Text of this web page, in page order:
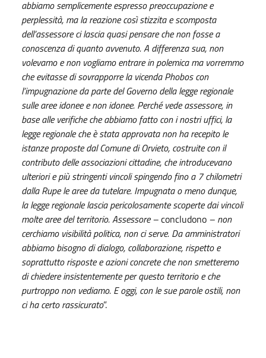
abbiamo semplicemente espresso preoccupazione e
perplessità, ma la reazione così stizzita e scomposta
dell’assessore ci lascia quasi pensare che non fosse a
conoscenza di quanto avvenuto. A differenza sua, non
volevamo e non vogliamo entrare in polemica ma vorremmo
che evitasse di sovrapporre la vicenda Phobos con
l’impugnazione da parte del Governo della legge regionale
sulle aree idonee e non idonee. Perché vede assessore, in
base alle verifiche che abbiamo fatto con i nostri uffici, la
legge regionale che è stata approvata non ha recepito le
istanze proposte dal Comune di Orvieto, costruite con il
contributo delle associazioni cittadine, che introducevano
ulteriori e più stringenti vincoli spingendo fino a 7 chilometri
dalla Rupe le aree da tutelare. Impugnata o meno dunque,
la legge regionale lascia pericolosamente scoperte dai vincoli
molte aree del territorio. Assessore –concludono – non
cerchiamo visibilità politica, non ci serve. Da amministratori
abbiamo bisogno di dialogo, collaborazione, rispetto e
soprattutto risposte e azioni concrete che non smetteremo
di chiedere insistentemente per questo territorio e che
purtroppo non vediamo. E oggi, con le sue parole ostili, non
ci ha certo rassicurato”.